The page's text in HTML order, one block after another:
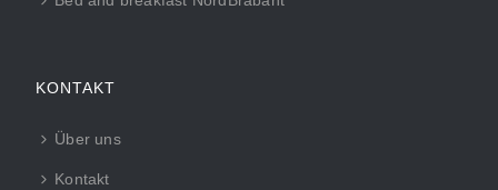
KONTAKT
Über uns
Kontakt